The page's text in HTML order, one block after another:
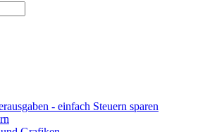
- einfach Steuern sparen